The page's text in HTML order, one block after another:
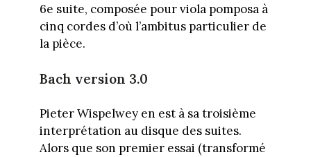
6e suite, composée pour viola pomposa à
cinq cordes d’où l’ambitus particulier de
la pièce.
Bach version 3.0
Pieter Wispelwey en est à sa troisième
interprétation au disque des suites.
Alors que son premier essai (transformé